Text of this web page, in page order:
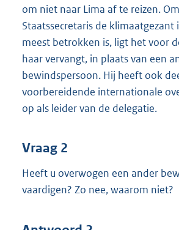
om niet naar Lima af te reizen.
Staatssecretaris de
meest betrokken is, ligt het voor
haar vervangt, in plaats van een
bewindspersoon. Hij heeft ook
voorbereidende internationale
op als leider van de delegatie.
Vraag 2
Heeft u overwogen een ander
vaardigen? Zo nee, waarom niet?